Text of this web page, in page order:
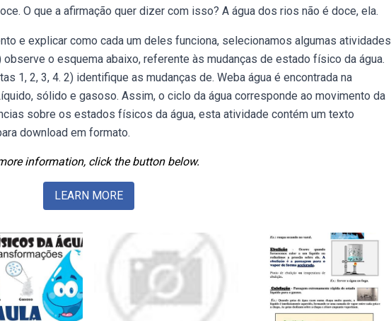
O que a afirmação quer dizer com isso? A água dos rios não é doce, ela.
e explicar como cada um deles funciona, selecionamos algumas atividades
o esquema abaixo, referente às mudanças de estado físico da água.
1, 2, 3, 4. 2) identifique as mudanças de. Weba água é encontrada na
sólido e gasoso. Assim, o ciclo da água corresponde ao movimento da
sobre os estados físicos da água, esta atividade contém um texto
download em formato.
information, click the button below.
LEARN MORE